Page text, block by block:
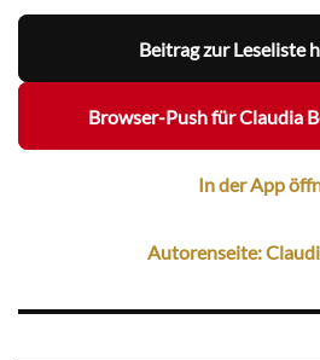
Beitrag zur Leseliste
Browser-Push für Claudia
In der App
Autorenseite: